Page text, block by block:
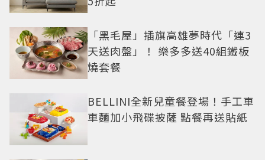
「黑毛屋」插旗高雄夢時代「連3
天送肉盤」！ 樂多多送40組鐵板
燒套餐
BELLINI全新兒童餐登場！手工車
車麵加小飛碟披薩 點餐再送貼紙